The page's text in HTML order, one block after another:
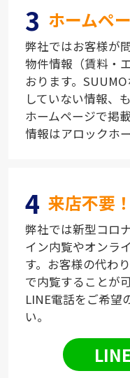
3 ホームペ
弊社ではお客様が
物件情報（賃料・
おります。
していない情報、
ホームページで掲
情報はアロックホ
4 来店不要！
弊社では新型コロ
イン内覧やオンラ
す。お客様の代わ
で内覧することが可
LINE電話をご希望
い。